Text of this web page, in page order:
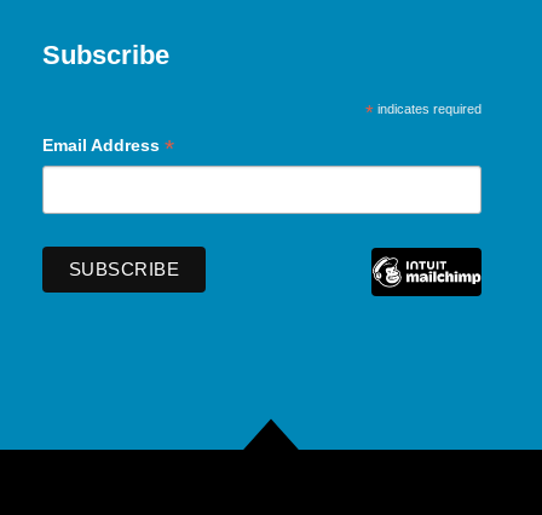
Subscribe
*indicates required
Email Address *